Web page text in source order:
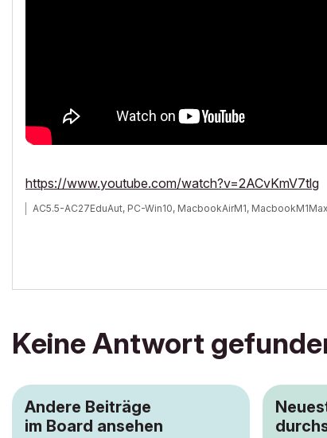
https://www.youtube.com/watch?v=2ACvKmV7tlg
AC5.5-AC27EduAut, PC-Win10, MacbookAirM1,
Keine Antwort
Andere Beiträge
im Board ansehen